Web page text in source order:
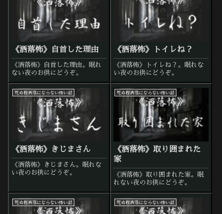
《洒落怖》自首した理由
《洒落怖》自首した理由。眠れ
ない夜のお供にどうぞ。
《洒落怖》トイレね？
《洒落怖》トイレね？。眠れな
い夜のお供にどうぞ。
死ぬ程洒落にならない怖い話
《洒落怖》きじまさん
《洒落怖》きじまさん。眠れな
い夜のお供にどうぞ。
死ぬ程洒落にならない怖い話
《洒落怖》取り囲まれた
家
《洒落怖》取り囲まれた家。眠
れない夜のお供にどうぞ。
死ぬ程洒落にならない怖い話 死ぬ程洒落にならない怖い話